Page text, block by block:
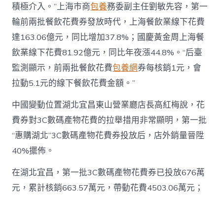
積極介入。”上海市商包養務委副主任劉敏先容，第一
輪前兩批餐飲花費券發放時代，上海餐飲業線下花費
達163.06億元，同比增加37.8%；國慶黃金周上海餐
飲業線下花費81.92億元，同比年夜漲44.8%。“后臺
監測顯示，前兩批餐飲花費包養網券每核銷1元，會
拉動5.1元的線下餐飲花費金額。”
中國變動位置湖北宜昌東山營業廳店長高紅梅說，花
費券對3C數碼產物花費的拉舉措用非常顯明，第一批
“惠購湖北”3C數碼產物花費券投放后，店外銷量晉陞
40%擺佈。
在湖北宜昌，第一批3C數碼產物花費券已投放676萬
元，累計核銷663.57萬元，帶動花費4503.06萬元；